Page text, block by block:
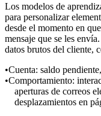
Los modelos de
para personalizar
desde el momento en
mensaje que se les
datos brutos del cliente,
Cuenta: saldo
Comportamiento:
aperturas de correos
desplazamientos en